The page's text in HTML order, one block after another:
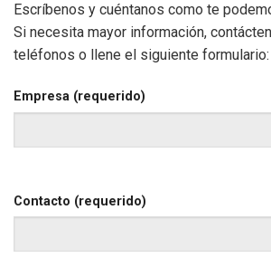
Escríbenos y cuéntanos como te
Si necesita mayor información,
teléfonos o llene el siguiente formulario:
Empresa (requerido)
Contacto (requerido)